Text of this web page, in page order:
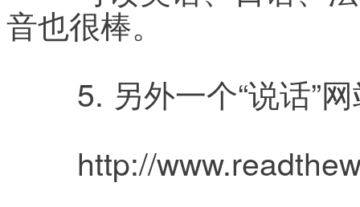
音也很棒。
5. 另外一个“说话”
http://